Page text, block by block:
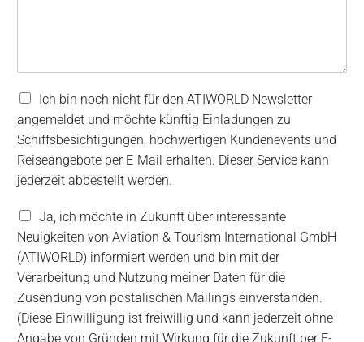
N
w
s
l
e
t
e
r
A
b
o
Ich bin noch nicht für den ATIWORLD Newsletter
angemeldet und möchte künftig Einladungen zu
Schiffsbesichtigungen, hochwertigen Kundenevents und
Reiseangebote per E-Mail erhalten. Dieser Service kann
jederzeit abbestellt werden.
V
e
r
a
r
b
e
i
Ja, ich möchte in Zukunft über interessante
Neuigkeiten von Aviation & Tourism International GmbH
(ATIWORLD) informiert werden und bin mit der
Verarbeitung und Nutzung meiner Daten für die
Zusendung von postalischen Mailings einverstanden.
(Diese Einwilligung ist freiwillig und kann jederzeit ohne
Angabe von Gründen mit Wirkung für die Zukunft per E-